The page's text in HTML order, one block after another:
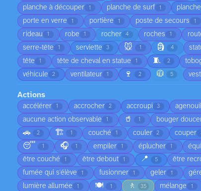
planche à découper 1 planche de surf 1
porte en verre 1 portière 1 poste de secours 1
rideau 1 robe 1 rocher 4 roches 1
serre-tête 1 serviette 3 🐭 1 🗿 4
tête 1 tête de cheval en statue 1 🧵 2
véhicule 2 ventilateur 1 🍷 2 🧥 5
Actions
accélérer 1 accrocher 2 accroupi 3
aucune action observable 1 🥤 1 bouger
🚗 2 🏗️ 1 couché 1 couler 2 couper
😴 1 🎧 1 empiler 1 éplucher 1
être couché 1 être debout 1 📍 5 être
fumée qui s'élève 1 fusionner 1 geler 1
lumière allumée 1 🍽️ 1 🚶 35 mélange 1